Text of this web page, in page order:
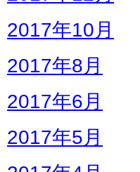
2017年10月
2017年8月
2017年6月
2017年5月